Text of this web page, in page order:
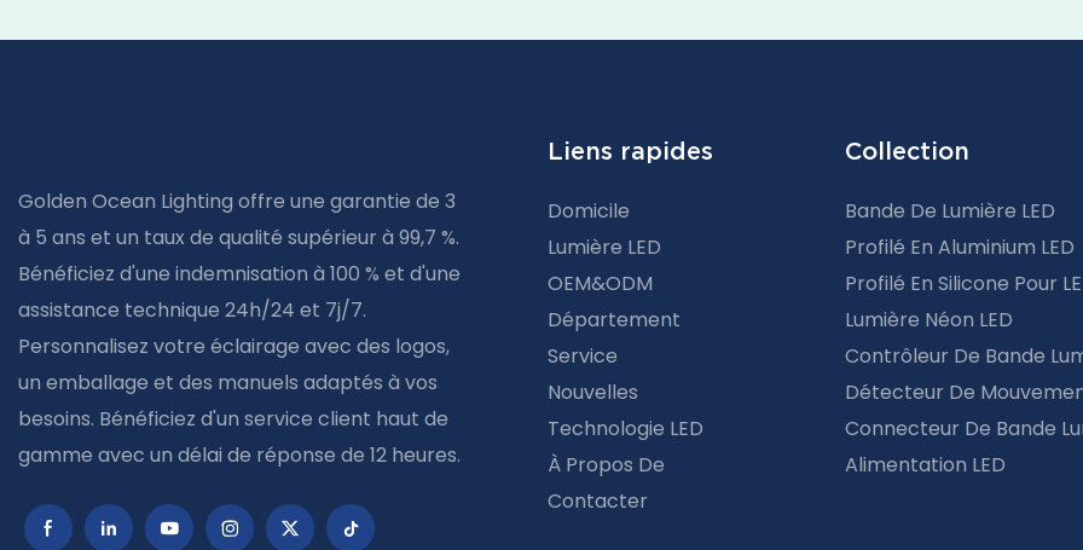
Golden Ocean Lighting offre une garantie de 3
à 5 ans et un taux de qualité supérieur à 99,7 %.
Bénéficiez d'une indemnisation à 100 % et d'une
assistance technique 24h/24 et 7j/7.
Personnalisez votre éclairage avec des logos,
un emballage et des manuels adaptés à vos
besoins. Bénéficiez d'un service client haut de
gamme avec un délai de réponse de 12 heures.
Liens rapides
Domicile
Lumière LED
OEM&ODM
Département
Service
Nouvelles
Technologie LED
À Propos De
Contacter
Collection
Bande De Lumière LED
Profilé En Aluminium LED
Profilé En Silicone Pour
Lumière Néon LED
Contrôleur De Bande
Détecteur De
Connecteur De Bande
Alimentation LED